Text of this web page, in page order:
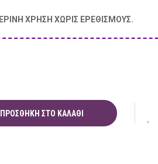
ΧΡΗΣΗ ΧΩΡΙΣ ΕΡΕΘΙΣΜΟΥΣ.
ΠΡΟΣΘΉΚΗ ΣΤΟ ΚΑΛΆΘΙ